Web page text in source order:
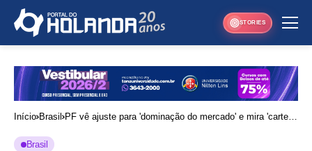
STORIES
Início Brasil
PF vê ajuste para 'dominação do mercado' e mira 'cartel
Brasil